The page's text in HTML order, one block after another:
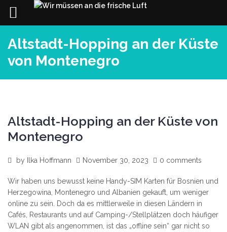
Altstadt-Hopping an der Küste
von Montenegro
Altstadt-Hopping an der Küste von
Montenegro
by Ilka Hoffmann November 30, 2023 0 comments
Wir haben uns bewusst keine Handy-SIM Karten für Bosnien und
Herzegowina, Montenegro und Albanien gekauft, um weniger
online zu sein. Doch da es mittlerweile in diesen Ländern in
Cafés, Restaurants und auf Camping-/Stellplätzen doch häufiger
WLAN gibt als angenommen, ist das „offline sein“ gar nicht so